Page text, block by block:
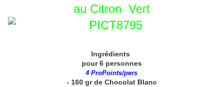
au Citron Vert
Ingrédients
pour 6 personnes
4 ProPoints/pers
- 160 gr de Chocolat Blanc